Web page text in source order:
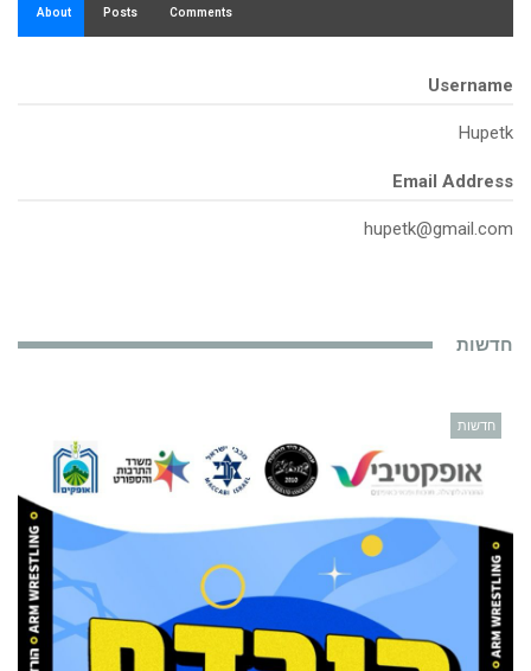
About Posts Comments
Username
Hupetk
Email Address
hupetk@gmail.com
חדשות
חדשות